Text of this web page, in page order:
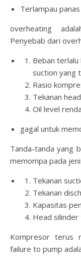
Terlampau
overheating
Penyebab dari
Beban
suction yang
Rasio
Tekanan
Oil level
gagal untuk
Tanda-tanda yang
memompa pada
Tekanan
Tekanan
Kapasitas
Head silinder
Kompresor terus
failure to pump